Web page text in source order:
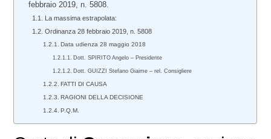
febbraio 2019, n. 5808.
La massima estrapolata:
Ordinanza 28 febbraio 2019, n. 5808
Data udienza 28 maggio 2018
Dott. SPIRITO Angelo – Presidente
Dott. GUIZZI Stefano Giaime – rel. Consigliere
FATTI DI CAUSA
RAGIONI DELLA DECISIONE
P.Q.M.